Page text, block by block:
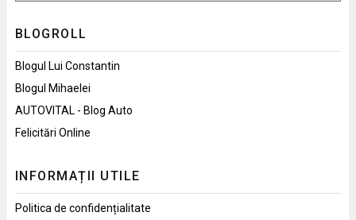
BLOGROLL
Blogul Lui Constantin
Blogul Mihaelei
AUTOVITAL - Blog Auto
Felicitări Online
INFORMAȚII UTILE
Politica de confidențialitate